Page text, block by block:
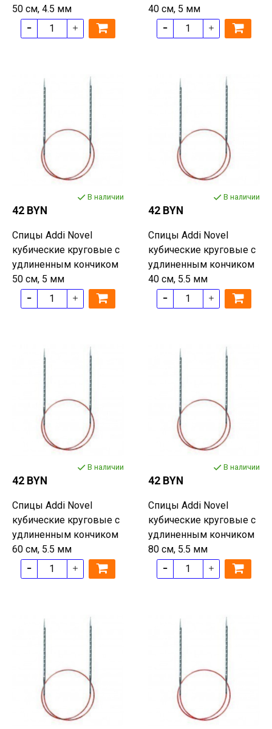
50 см, 4.5 мм 40 см, 5 мм
В наличии
42 BYN
Спицы Addi Novel
кубические круговые с
удлиненным кончиком
50 см, 5 мм
В наличии
42 BYN
Спицы Addi Novel
кубические круговые с
удлиненным кончиком
40 см, 5.5 мм
В наличии
42 BYN
Спицы Addi Novel
кубические круговые с
удлиненным кончиком
60 см, 5.5 мм
В наличии
42 BYN
Спицы Addi Novel
кубические круговые с
удлиненным кончиком
80 см, 5.5 мм